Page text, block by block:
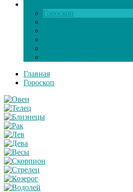
Гороскоп
Главная
Гороскоп